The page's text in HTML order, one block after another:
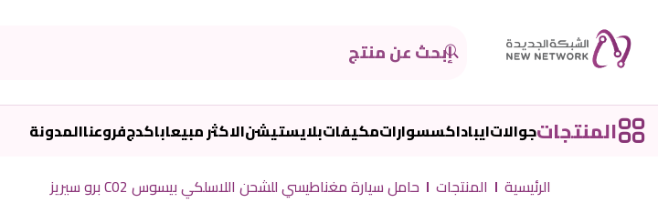
المنتجاتجوالاتايباداكسسواراتمكيفاتبلايستيشنالاكثر مبيعاباكدجفروعناالمدونة
الرئيسية المنتجات حامل سيارة مغناطيسي للشحن اللاسلكي بيسوس C02 برو سيريز